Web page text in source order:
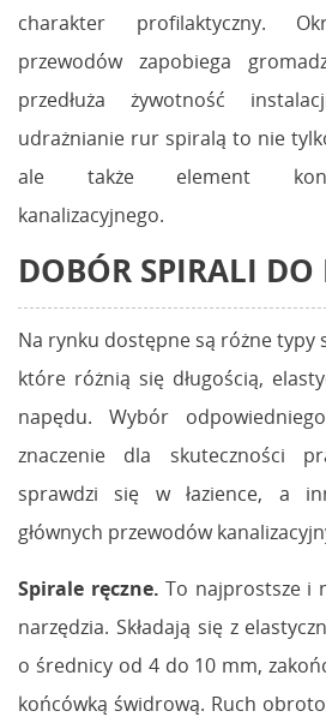
charakter profilaktyczny.
przewodów zapobiega
przedłuża żywotność
udrażnianie rur spiralą to nie
ale także element
kanalizacyjnego.
DOBÓR SPIRALI DO
Na rynku dostępne są różne typy
które różnią się długością,
napędu. Wybór
znaczenie dla skuteczności
sprawdzi się w łazience, a
głównych przewodów
Spirale ręczne. To najprostsze i
narzędzia. Składają się z
o średnicy od 4 do 10 mm,
końcówką świdrową. Ruch